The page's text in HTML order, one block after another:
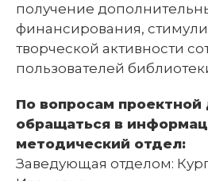
получение
финансирования,
творческой активности
пользователей
По вопросам проектной
обращаться в
методический отдел:
Заведующая отделом: